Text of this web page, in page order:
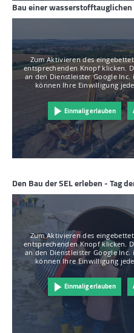
Bau einer
Zum Aktivieren des
entsprechenden Knopf klicken.
an den Dienstleister Google
können Ihre Einwilligung
Einmalig erlauben
Den Bau der SEL erleben - Tag
Zum Aktivieren des
entsprechenden Knopf klicken.
an den Dienstleister Google
können Ihre Einwilligung
Einmalig erlauben